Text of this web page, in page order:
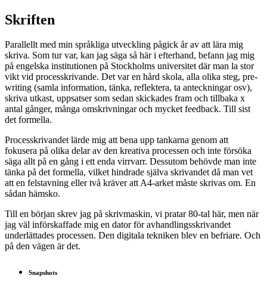
Skriften
Parallellt med min språkliga utveckling pågick år av att lära mig
skriva. Som tur var, kan jag säga så här i efterhand, befann jag mig
på engelska institutionen på Stockholms universitet där man la stor
vikt vid processkrivande. Det var en hård skola, alla olika steg, pre-
writing (samla information, tänka, reflektera, ta anteckningar osv),
skriva utkast, uppsatser som sedan skickades fram och tillbaka x
antal gånger, många omskrivningar och mycket feedback. Till sist
det formella.
Processkrivandet lärde mig att bena upp tankarna genom att
fokusera på olika delar av den kreativa processen och inte försöka
säga allt på en gång i ett enda virrvarr. Dessutom behövde man inte
tänka på det formella, vilket hindrade själva skrivandet då man vet
att en felstavning eller två kräver att A4-arket måste skrivas om. En
sådan hämsko.
Till en början skrev jag på skrivmaskin, vi pratar 80-tal här, men när
jag väl införskaffade mig en dator för avhandlingsskrivandet
underlättades processen. Den digitala tekniken blev en befriare. Och
på den vägen är det.
Snapshots